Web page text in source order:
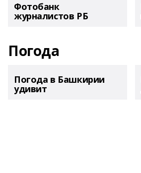
Фотобанк
журналистов РБ
Погода
Погода в Башкирии
удивит